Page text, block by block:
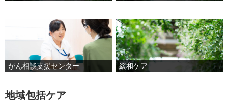
がん相談支援センター 緩和ケア
地域包括ケア